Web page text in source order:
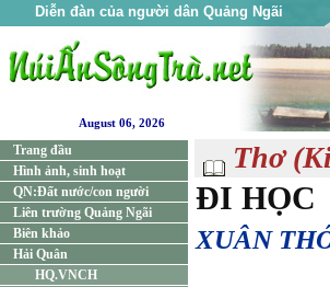
Diễn đàn của người dân Quảng Ngãi
August 06, 2026
Trang đầu
Hình ảnh, sinh hoạt
QN:Đất nước/con người
Liên trường Quảng Ngãi
Biên khảo
Hải Quân
HQ.VNCH
Thơ
ĐI HỌC
XUÂN